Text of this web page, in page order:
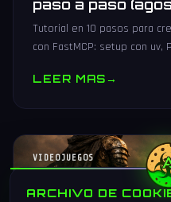
paso a paso
Tutorial en 10 pasos para
con FastMCP: setup con uv,
LEER MAS→
VIDEOJUEGOS
ARCHIVO DE